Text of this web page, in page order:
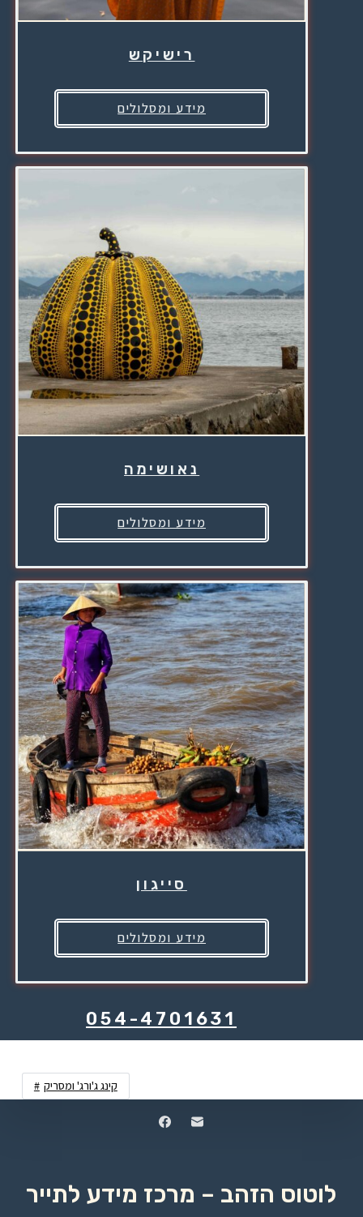
רישיקש
מידע ומסלולים
נאושימה
מידע ומסלולים
סייגון
מידע ומסלולים
054-4701631
קינג ג'ורג' ומסריק
לוטוס הזהב – מרכז מידע לתייר